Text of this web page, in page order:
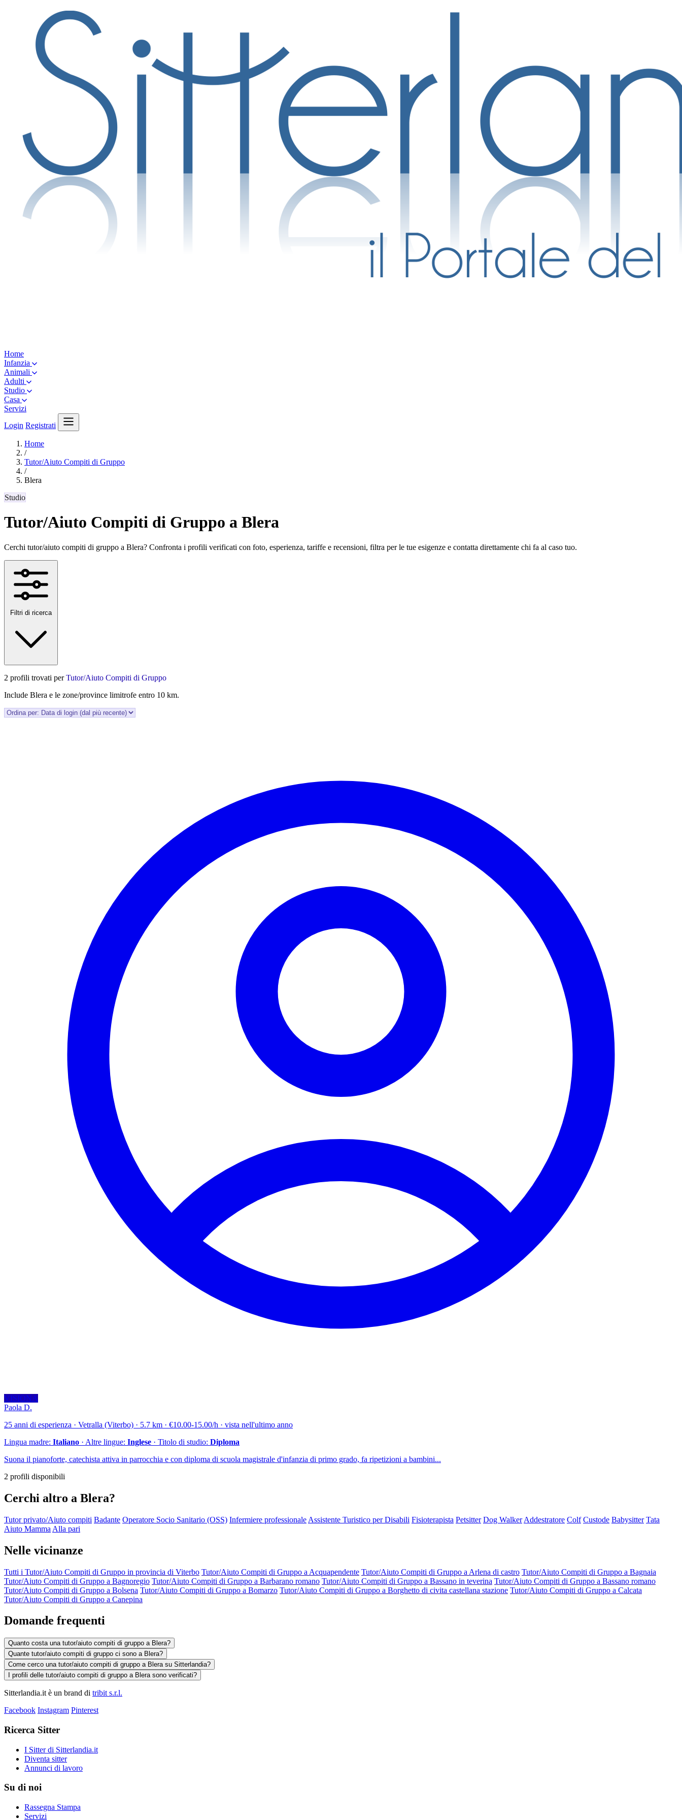
Home
Infanzia
Animali
Adulti
Studio
Casa
Servizi
Login Registrati
Home
/
Tutor/Aiuto Compiti di Gruppo
/
Blera
Studio
Tutor/Aiuto Compiti di Gruppo a Blera
Cerchi tutor/aiuto compiti di gruppo a Blera? Confronta i profili verificati con foto, esperienza, tariffe e recensioni, filtra per le tue esigenze e contatta direttamente chi fa al caso tuo.
Filtri di ricerca
2 profili trovati perTutor/Aiuto Compiti di Gruppo
Include Blera e le zone/province limitrofe entro 10 km.
VISIONA
Paola D.
25 anni di esperienza · Vetralla (Viterbo) · 5.7 km · €10.00-15.00/h · vista nell'ultimo anno
Lingua madre: Italiano · Altre lingue: Inglese · Titolo di studio: Diploma
Suona il pianoforte, catechista attiva in parrocchia e con diploma di scuola magistrale d'infanzia di primo grado, fa ripetizioni a bambini...
2 profili disponibili
Cerchi altro a Blera?
Tutor privato/Aiuto compiti Badante Operatore Socio Sanitario (OSS) Infermiere professionale Assistente Turistico per Disabili Fisioterapista Petsitter Dog Walker Addestratore Colf Custode Babysitter Tata
Aiuto Mamma Alla pari
Nelle vicinanze
Tutti i Tutor/Aiuto Compiti di Gruppo in provincia di Viterbo Tutor/Aiuto Compiti di Gruppo a Acquapendente Tutor/Aiuto Compiti di Gruppo a Arlena di castro Tutor/Aiuto Compiti di Gruppo a Bagnaia
Tutor/Aiuto Compiti di Gruppo a Bagnoregio Tutor/Aiuto Compiti di Gruppo a Barbarano romano Tutor/Aiuto Compiti di Gruppo a Bassano in teverina Tutor/Aiuto Compiti di Gruppo a Bassano romano
Tutor/Aiuto Compiti di Gruppo a Bolsena Tutor/Aiuto Compiti di Gruppo a Bomarzo Tutor/Aiuto Compiti di Gruppo a Borghetto di civita castellana stazione Tutor/Aiuto Compiti di Gruppo a Calcata
Tutor/Aiuto Compiti di Gruppo a Canepina
Domande frequenti
Quanto costa una tutor/aiuto compiti di gruppo a Blera?
Quante tutor/aiuto compiti di gruppo ci sono a Blera?
Come cerco una tutor/aiuto compiti di gruppo a Blera su Sitterlandia?
I profili delle tutor/aiuto compiti di gruppo a Blera sono verificati?
Sitterlandia.it è un brand di tribit s.r.l.
Facebook Instagram Pinterest
Ricerca Sitter
I Sitter di Sitterlandia.it
Diventa sitter
Annunci di lavoro
Su di noi
Rassegna Stampa
Servizi